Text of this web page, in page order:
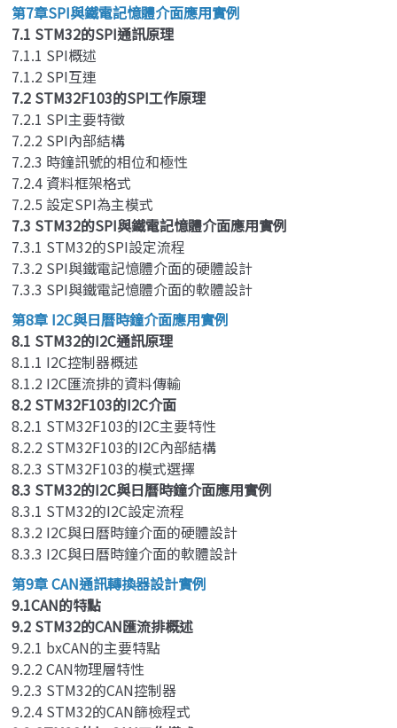
第7章SPI與鐵電記憶體介面應用實例
7.1 STM32的SPI通訊原理
7.1.1 SPI概述
7.1.2 SPI互連
7.2 STM32F103的SPI工作原理
7.2.1 SPI主要特徵
7.2.2 SPI內部結構
7.2.3 時鐘訊號的相位和極性
7.2.4 資料框架格式
7.2.5 設定SPI為主模式
7.3 STM32的SPI與鐵電記憶體介面應用實例
7.3.1 STM32的SPI設定流程
7.3.2 SPI與鐵電記憶體介面的硬體設計
7.3.3 SPI與鐵電記憶體介面的軟體設計
第8章 I2C與日曆時鐘介面應用實例
8.1 STM32的I2C通訊原理
8.1.1 I2C控制器概述
8.1.2 I2C匯流排的資料傳輸
8.2 STM32F103的I2C介面
8.2.1 STM32F103的I2C主要特性
8.2.2 STM32F103的I2C內部結構
8.2.3 STM32F103的模式選擇
8.3 STM32的I2C與日曆時鐘介面應用實例
8.3.1 STM32的I2C設定流程
8.3.2 I2C與日曆時鐘介面的硬體設計
8.3.3 I2C與日曆時鐘介面的軟體設計
第9章 CAN通訊轉換器設計實例
9.1CAN的特點
9.2 STM32的CAN匯流排概述
9.2.1 bxCAN的主要特點
9.2.2 CAN物理層特性
9.2.3 STM32的CAN控制器
9.2.4 STM32的CAN篩檢程式